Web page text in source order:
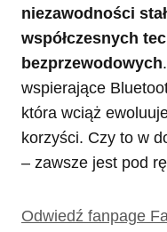
niezawodności
współczesnych
bezprzewodowych
wspierające
która wciąż
korzyści. Czy to w
– zawsze jest pod
Odwiedź fanpage